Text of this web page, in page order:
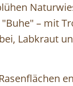
– mit
Labkraut